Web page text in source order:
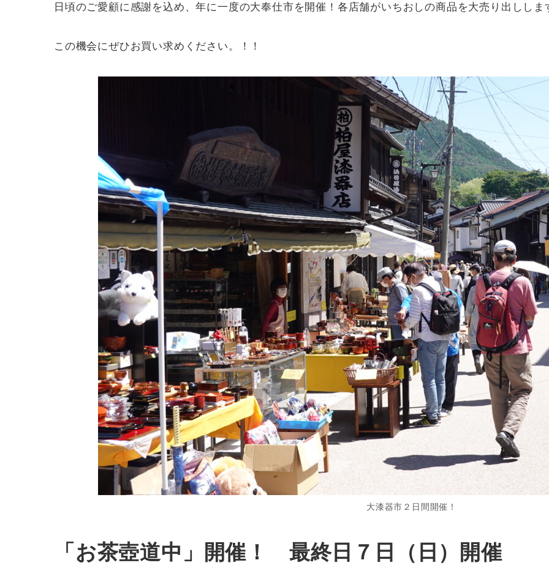
日頃のご愛顧に感謝を込め、年に一度の大奉仕市を開催！各店舗がいちおしの商品を大売り出ししま
この機会にぜひお買い求めください。！！
大漆器市２日間開催！
「お茶壺道中」開催！ 最終日７日（日）開催